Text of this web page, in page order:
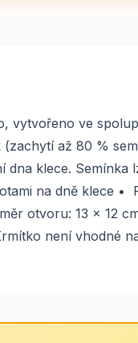
vytvořeno ve
až 80 %
klece. Semínka
na dně klece
otvoru: 13 x 12
není vhodné